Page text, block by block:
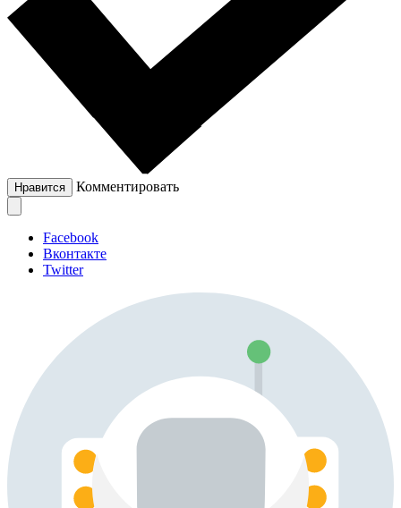
Нравится Комментировать
Facebook
Вконтакте
Twitter